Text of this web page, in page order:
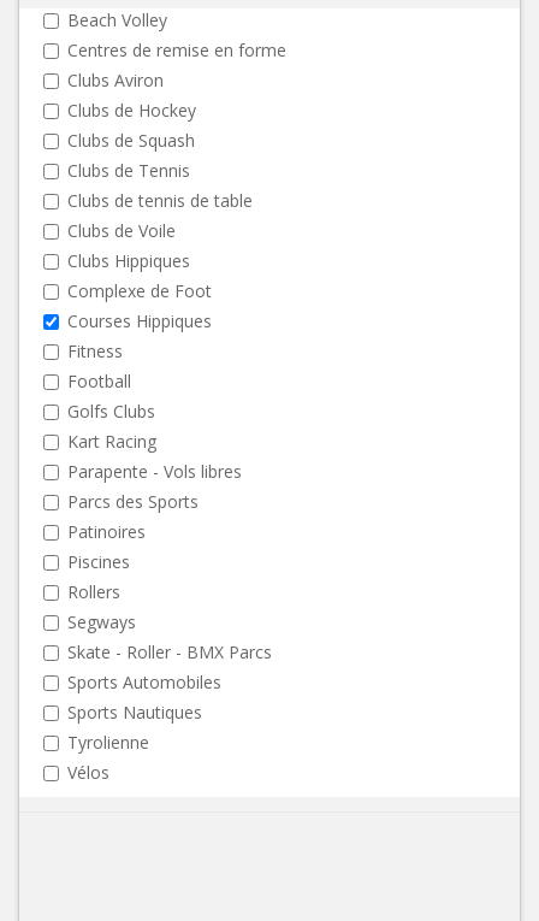
Beach Volley
Centres de remise en forme
Clubs Aviron
Clubs de Hockey
Clubs de Squash
Clubs de Tennis
Clubs de tennis de table
Clubs de Voile
Clubs Hippiques
Complexe de Foot
Courses Hippiques
Fitness
Football
Golfs Clubs
Kart Racing
Parapente - Vols libres
Parcs des Sports
Patinoires
Piscines
Rollers
Segways
Skate - Roller - BMX Parcs
Sports Automobiles
Sports Nautiques
Tyrolienne
Vélos